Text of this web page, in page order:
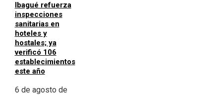
Ibagué refuerza
inspecciones
sanitarias en
hoteles y
hostales; ya
verificó 106
establecimientos
este año
6 de agosto de